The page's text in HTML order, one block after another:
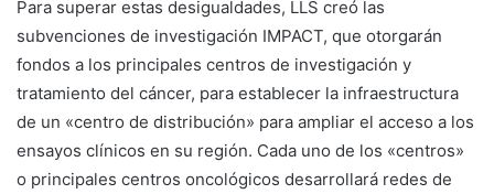
Para superar estas desigualdades, LLS creó las
subvenciones de investigación IMPACT, que otorgarán
fondos a los principales centros de investigación y
tratamiento del cáncer, para establecer la infraestructura
de un «centro de distribución» para ampliar el acceso a los
ensayos clínicos en su región. Cada uno de los «centros»
o principales centros oncológicos desarrollará redes de